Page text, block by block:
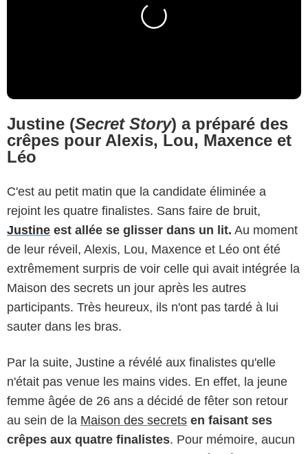
Justine (Secret Story) a préparé des
crêpes pour Alexis, Lou, Maxence et
Léo
C'est au petit matin que la candidate éliminée a
rejoint les quatre finalistes. Sans faire de bruit,
Justine est allée se glisser dans un lit. Au moment
de leur réveil, Alexis, Lou, Maxence et Léo ont été
extrêmement surpris de voir celle qui avait intégrée la
Maison des secrets un jour après les autres
participants. Très heureux, ils n'ont pas tardé à lui
sauter dans les bras.
Par la suite, Justine a révélé aux finalistes qu'elle
n'était pas venue les mains vides. En effet, la jeune
femme âgée de 26 ans a décidé de fêter son retour
au sein de la Maison des secrets en faisant ses
crêpes aux quatre finalistes. Pour mémoire, aucun